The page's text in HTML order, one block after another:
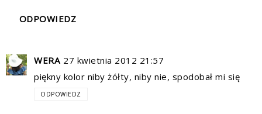
ODPOWIEDZ
WERA 27 kwietnia 2012 21:57
piękny kolor niby żółty, niby nie, spodobał mi się
ODPOWIEDZ